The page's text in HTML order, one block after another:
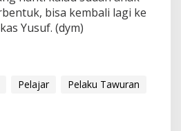
bisa kembali lagi ke
Yusuf. (dym)
Pelajar
Pelaku Tawuran